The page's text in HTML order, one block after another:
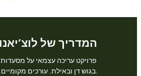
המדריך של
פרויקט עריכה עצמאי על מסעדות,
בגוש דן ובאילת. עורכים מקומיים, ביקורות שטח.